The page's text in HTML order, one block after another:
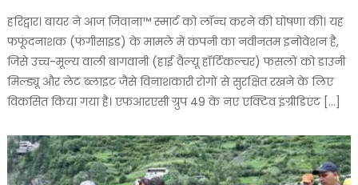
हरिद्वार। बायर ने आज जिवाना™️ स्मार्ट को लॉन्च करने की घोषणा की। यह
फफूंदनाशक (फंगीसाइड) के मामले में कंपनी का नवीनतम इनोवेशन है,
जिसे उच्च-मूल्य वाली बागवानी (हाई वैल्यू हॉर्टिकल्चर) फसलों को डाउनी
मिल्ड्यू और लेट ब्लाइट जैसे विनाशकारी रोगों से सुरक्षित रखने के लिए
विकसित किया गया है। एफआरएसी ग्रुप 49 के नए एक्टिव इंग्रीडिएंट […]